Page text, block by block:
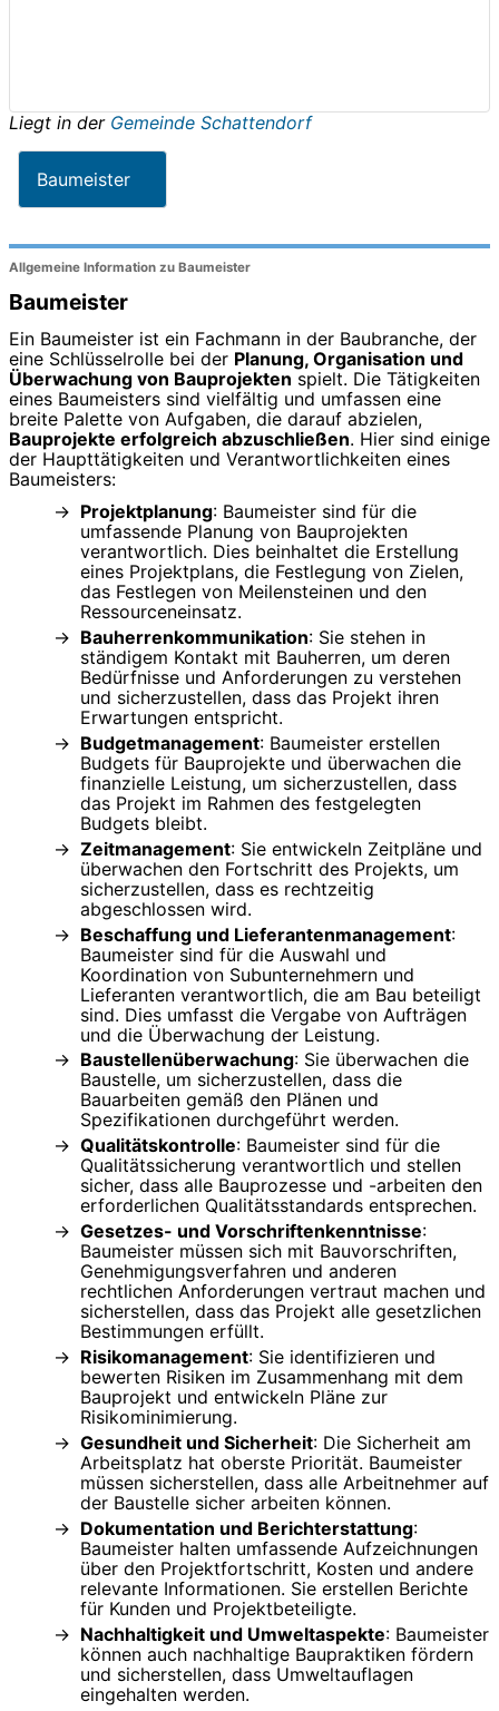
Liegt in der Gemeinde Schattendorf
Baumeister
Allgemeine Information zu Baumeister
Baumeister
Ein Baumeister ist ein Fachmann in der Baubranche, der
eine Schlüsselrolle bei der Planung, Organisation und
Überwachung von Bauprojekten spielt. Die Tätigkeiten
eines Baumeisters sind vielfältig und umfassen eine
breite Palette von Aufgaben, die darauf abzielen,
Bauprojekte erfolgreich abzuschließen. Hier sind einige
der Haupttätigkeiten und Verantwortlichkeiten eines
Baumeisters:
Projektplanung: Baumeister sind für die
umfassende Planung von Bauprojekten
verantwortlich. Dies beinhaltet die Erstellung
eines Projektplans, die Festlegung von Zielen,
das Festlegen von Meilensteinen und den
Ressourceneinsatz.
Bauherrenkommunikation: Sie stehen in
ständigem Kontakt mit Bauherren, um deren
Bedürfnisse und Anforderungen zu verstehen
und sicherzustellen, dass das Projekt ihren
Erwartungen entspricht.
Budgetmanagement: Baumeister erstellen
Budgets für Bauprojekte und überwachen die
finanzielle Leistung, um sicherzustellen, dass
das Projekt im Rahmen des festgelegten
Budgets bleibt.
Zeitmanagement: Sie entwickeln Zeitpläne und
überwachen den Fortschritt des Projekts, um
sicherzustellen, dass es rechtzeitig
abgeschlossen wird.
Beschaffung und Lieferantenmanagement:
Baumeister sind für die Auswahl und
Koordination von Subunternehmern und
Lieferanten verantwortlich, die am Bau beteiligt
sind. Dies umfasst die Vergabe von Aufträgen
und die Überwachung der Leistung.
Baustellenüberwachung: Sie überwachen die
Baustelle, um sicherzustellen, dass die
Bauarbeiten gemäß den Plänen und
Spezifikationen durchgeführt werden.
Qualitätskontrolle: Baumeister sind für die
Qualitätssicherung verantwortlich und stellen
sicher, dass alle Bauprozesse und -arbeiten den
erforderlichen Qualitätsstandards entsprechen.
Gesetzes- und Vorschriftenkenntnisse:
Baumeister müssen sich mit Bauvorschriften,
Genehmigungsverfahren und anderen
rechtlichen Anforderungen vertraut machen und
sicherstellen, dass das Projekt alle gesetzlichen
Bestimmungen erfüllt.
Risikomanagement: Sie identifizieren und
bewerten Risiken im Zusammenhang mit dem
Bauprojekt und entwickeln Pläne zur
Risikominimierung.
Gesundheit und Sicherheit: Die Sicherheit am
Arbeitsplatz hat oberste Priorität. Baumeister
müssen sicherstellen, dass alle Arbeitnehmer auf
der Baustelle sicher arbeiten können.
Dokumentation und Berichterstattung:
Baumeister halten umfassende Aufzeichnungen
über den Projektfortschritt, Kosten und andere
relevante Informationen. Sie erstellen Berichte
für Kunden und Projektbeteiligte.
Nachhaltigkeit und Umweltaspekte: Baumeister
können auch nachhaltige Baupraktiken fördern
und sicherstellen, dass Umweltauflagen
eingehalten werden.